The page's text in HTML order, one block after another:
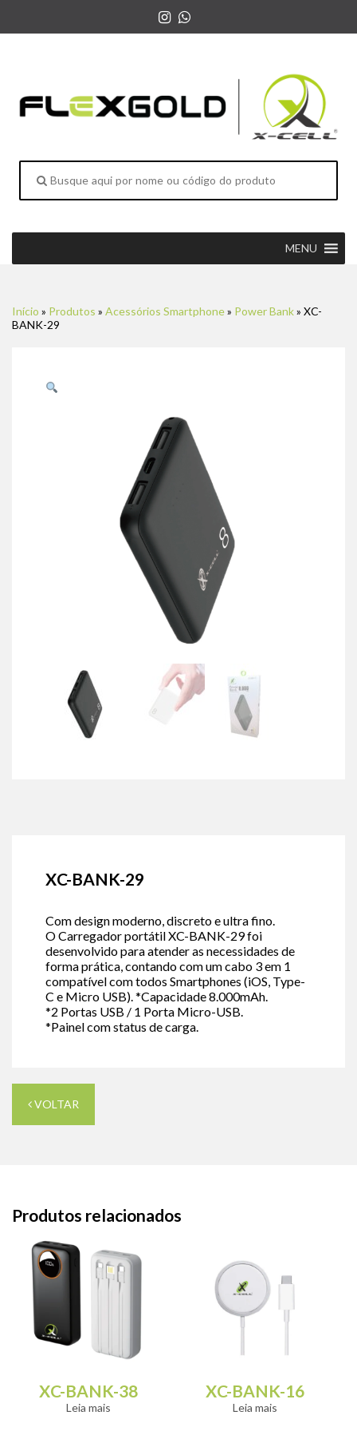
MENU
Início » Produtos » Acessórios Smartphone» Power Bank» XC-
BANK-29
XC-BANK-29
Com design moderno, discreto e ultra fino.
O Carregador portátil XC-BANK-29 foi
desenvolvido para atender as necessidades de
forma prática, contando com um cabo 3 em 1
compatível com todos Smartphones (iOS, Type-
C e Micro USB). *Capacidade 8.000mAh.
*2 Portas USB / 1 Porta Micro-USB.
*Painel com status de carga.
VOLTAR
Produtos relacionados
XC-BANK-38
Leia mais
XC-BANK-16
Leia mais